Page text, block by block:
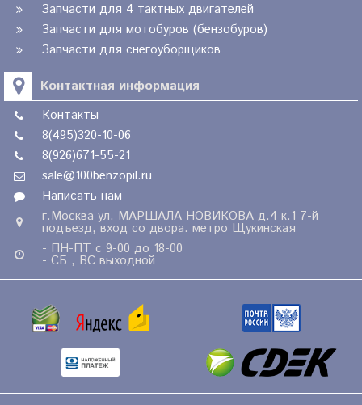
Запчасти для 4 тактных двигателей
Запчасти для мотобуров (бензобуров)
Запчасти для снегоуборщиков
Контактная информация
Контакты
8(495)320-10-06
8(926)671-55-21
sale@100benzopil.ru
Написать нам
г.Москва ул. МАРШАЛА НОВИКОВА д.4 к.1 7-й
подъезд, вход со двора. метро Щукинская
- ПН-ПТ с 9-00 до 18-00
- СБ , ВС выходной